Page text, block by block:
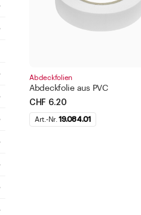
gold
braun
transparent
schwarz
kupfer
Abdeckfolien
Abdeckfolie aus PVC
CHF 6.20
Art.-Nr.19.084.01